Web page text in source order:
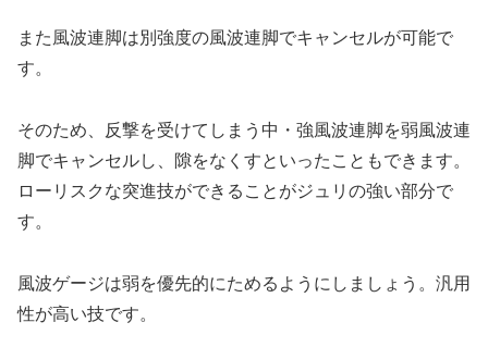
また風波連脚は別強度の風波連脚でキャンセルが可能で
す。
そのため、反撃を受けてしまう中・強風波連脚を弱風波連
脚でキャンセルし、隙をなくすといったこともできます。
ローリスクな突進技ができることがジュリの強い部分で
す。
風波ゲージは弱を優先的にためるようにしましょう。汎用
性が高い技です。